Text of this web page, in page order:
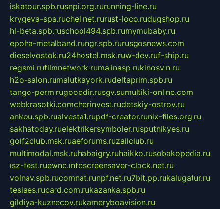
iskatour.spb.rusnpi.org.rurunning-line.ru
krygeva-spa.ruchel.net.rurust-loco.rudugshop.ru
hl-beta.spb.ruschool494.spb.rumymubaby.ru
epoha-metalband.rungr.spb.rurusgosnews.com
dieselvostok.ru24hostel.msk.ruw-dev.ruf-ship.ru
regsmi.rufilmnetwork.rumalinasp.rukinosvin.ru
h2o-salon.rumalutkayork.rudeltaprim.spb.ru
tango-perm.rugooddir.rusgv.sumultiki-online.com
webkrasotki.comcherinvest.rudetskiy-ostrov.ru
ankou.spb.rualvesta1.rupdf-creator.runix-files.org.ru
sakhatoday.ruelektrikersymboler.rusputnikyes.ru
golf2club.msk.ruaeforums.ruzallclub.ru
multimodal.msk.ruhabaigry.ruhaikko.rusobakopedia.ru
isz-fest.ruewnc.infoscreensaver-clock.net.ru
volnav.spb.rucomnat.runpf.net.ru7bit.pp.rukalugatur.ru
tesiaes.rucard.com.rukazanka.spb.ru
gildiya-kuznecov.rukameryboavision.ru